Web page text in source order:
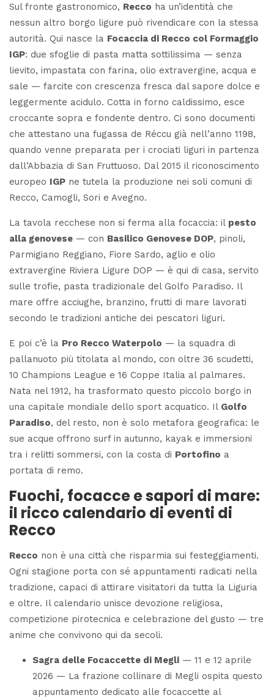
Sul fronte gastronomico, Recco ha un’identità che
nessun altro borgo ligure può rivendicare con la stessa
autorità. Qui nasce la Focaccia di Recco col Formaggio
IGP: due sfoglie di pasta matta sottilissima — senza
lievito, impastata con farina, olio extravergine, acqua e
sale — farcite con crescenza fresca dal sapore dolce e
leggermente acidulo. Cotta in forno caldissimo, esce
croccante sopra e fondente dentro. Ci sono documenti
che attestano una fugassa de Réccu già nell’anno 1198,
quando venne preparata per i crociati liguri in partenza
dall’Abbazia di San Fruttuoso. Dal 2015 il riconoscimento
europeo IGP ne tutela la produzione nei soli comuni di
Recco, Camogli, Sori e Avegno.
La tavola recchese non si ferma alla focaccia: il pesto
alla genovese — con Basilico Genovese DOP, pinoli,
Parmigiano Reggiano, Fiore Sardo, aglio e olio
extravergine Riviera Ligure DOP — è qui di casa, servito
sulle trofie, pasta tradizionale del Golfo Paradiso. Il
mare offre acciughe, branzino, frutti di mare lavorati
secondo le tradizioni antiche dei pescatori liguri.
E poi c’è la Pro Recco Waterpolo — la squadra di
pallanuoto più titolata al mondo, con oltre 36 scudetti,
10 Champions League e 16 Coppe Italia al palmares.
Nata nel 1912, ha trasformato questo piccolo borgo in
una capitale mondiale dello sport acquatico. Il Golfo
Paradiso, del resto, non è solo metafora geografica: le
sue acque offrono surf in autunno, kayak e immersioni
tra i relitti sommersi, con la costa di Portofino a
portata di remo.
Fuochi, focacce e sapori di mare:
il ricco calendario di eventi di
Recco
Recco non è una città che risparmia sui festeggiamenti.
Ogni stagione porta con sé appuntamenti radicati nella
tradizione, capaci di attirare visitatori da tutta la Liguria
e oltre. Il calendario unisce devozione religiosa,
competizione pirotecnica e celebrazione del gusto — tre
anime che convivono qui da secoli.
Sagra delle Focaccette di Megli— 11 e 12 aprile
2026 — La frazione collinare di Megli ospita questo
appuntamento dedicato alle focaccette al